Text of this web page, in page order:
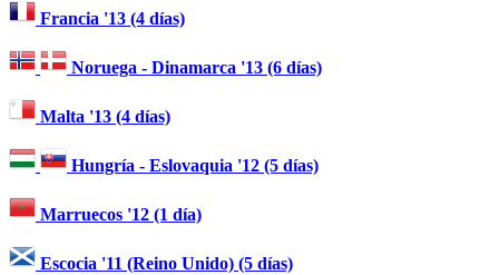
Francia '13 (4 días)
Noruega - Dinamarca '13 (6 días)
Malta '13 (4 días)
Hungría - Eslovaquia '12 (5 días)
Marruecos '12 (1 día)
Escocia '11 (Reino Unido) (5 días)